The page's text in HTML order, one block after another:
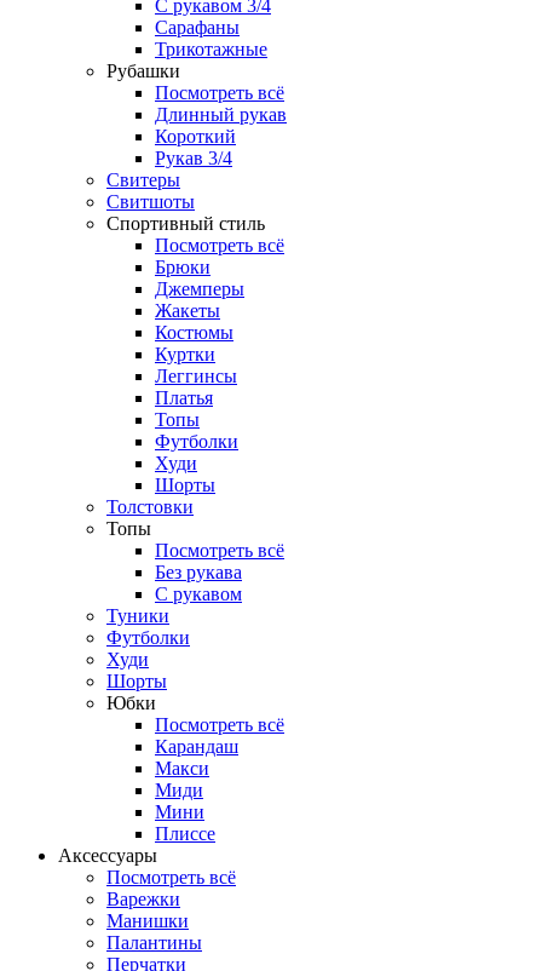
С рукавом 3/4
Сарафаны
Трикотажные
Рубашки
Посмотреть всё
Длинный рукав
Короткий
Рукав 3/4
Свитеры
Свитшоты
Спортивный стиль
Посмотреть всё
Брюки
Джемперы
Жакеты
Костюмы
Куртки
Леггинсы
Платья
Топы
Футболки
Худи
Шорты
Толстовки
Топы
Посмотреть всё
Без рукава
С рукавом
Туники
Футболки
Худи
Шорты
Юбки
Посмотреть всё
Карандаш
Макси
Миди
Мини
Плиссе
Аксессуары
Посмотреть всё
Варежки
Манишки
Палантины
Перчатки